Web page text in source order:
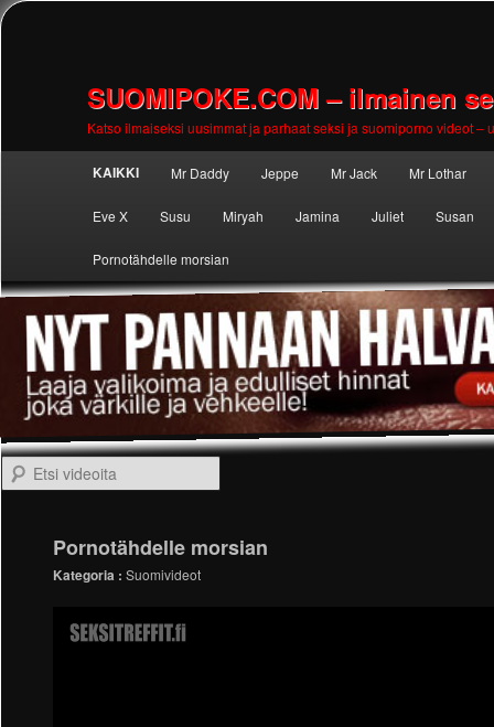
SUOMIPOKE.COM – ilmainen
Katso ilmaiseksi uusimmat ja parhaat seksi ja suomiporno videot –
Skip to
primary
content
Skip to
secondary
content
KAIKKI Mr Daddy Jeppe Mr Jack Mr Lothar
Eve X Susu Miryah Jamina Juliet Susan
Pornotähdelle morsian
Etsi videoita
Pornotähdelle morsian
Kategoria :Suomivideot